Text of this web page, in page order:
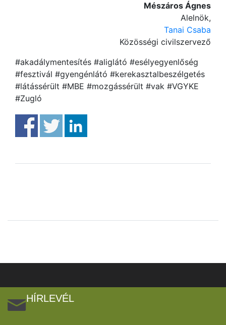
Mészáros Ágnes
Alelnök,
Tanai Csaba
Közösségi civilszervező
#akadálymentesítés #aliglátó #esélyegyenlőség
#fesztivál #gyengénlátó #kerekasztalbeszélgetés
#látássérült #MBE #mozgássérült #vak #VGYKE
#Zugló
HÍRLEVÉL